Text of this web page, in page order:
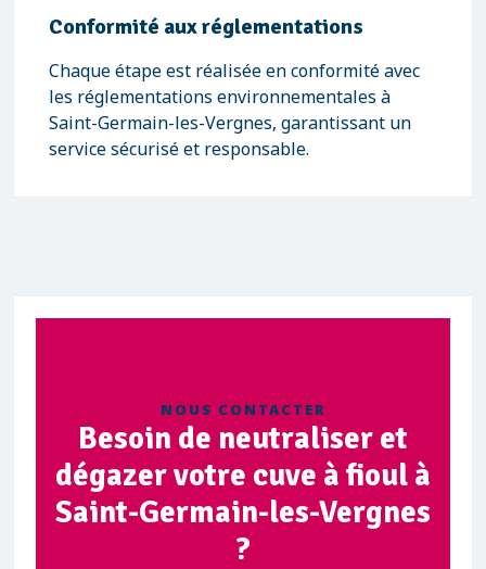
Conformité aux réglementations
Chaque étape est réalisée en conformité avec
les réglementations environnementales à
Saint-Germain-les-Vergnes, garantissant un
service sécurisé et responsable.
NOUS CONTACTER
Besoin de neutraliser et
dégazer votre cuve à fioul à
Saint-Germain-les-Vergnes
?